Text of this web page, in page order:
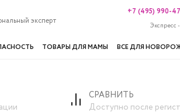
эксперт
+7 (495) 990-
Экспресс
ТОВАРЫ ДЛЯ МАМЫ ВСЕ ДЛЯ
(покрывало 170x230 см, 2
СРАВНИТЬ
Доступно после